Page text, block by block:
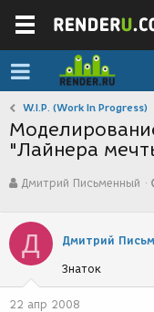
W.I.P. (Work In Progress)
"Лайнера
в
о
р
т
е
м
ы
Дмитрий Письменный
Д Дмитрий
Знаток
22 апр 2008